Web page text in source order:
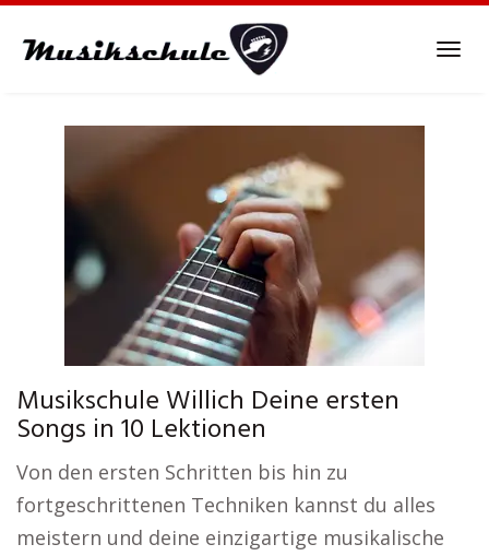
Musikschule Willich Deine ersten
Songs in 10 Lektionen
Von den ersten Schritten bis hin zu
fortgeschrittenen Techniken kannst du alles
meistern und deine einzigartige musikalische